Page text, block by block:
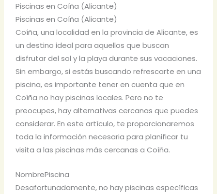
Piscinas en Coíña (Alicante)
Piscinas en Coíña (Alicante)
Coíña, una localidad en la provincia de Alicante, es
un destino ideal para aquellos que buscan
disfrutar del sol y la playa durante sus vacaciones.
Sin embargo, si estás buscando refrescarte en una
piscina, es importante tener en cuenta que en
Coíña no hay piscinas locales. Pero no te
preocupes, hay alternativas cercanas que puedes
considerar. En este artículo, te proporcionaremos
toda la información necesaria para planificar tu
visita a las piscinas más cercanas a Coíña.
NombrePiscina
Desafortunadamente, no hay piscinas específicas